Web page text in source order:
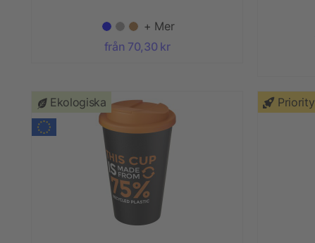
+ Mer
från 70,30 kr
Ekologiska Priority